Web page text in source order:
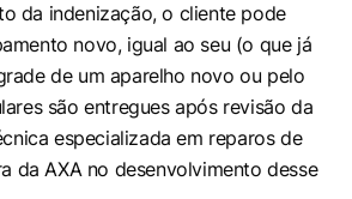
da indenização, o cliente pode
novo, igual ao seu (o que já
de um aparelho novo ou pelo
são entregues após revisão da
especializada em reparos de
da AXA no desenvolvimento desse